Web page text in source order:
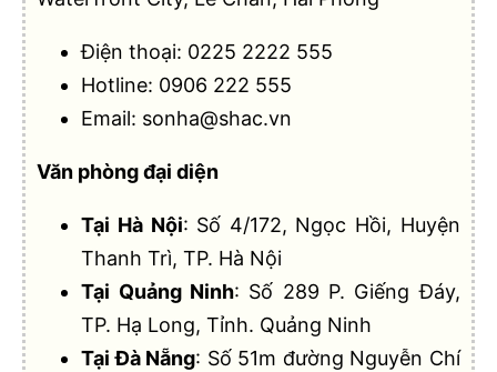
Điện thoại: 0225 2222 555
Hotline: 0906 222 555
Email: sonha@shac.vn
Văn phòng đại diện
Tại Hà Nội: Số 4/172, Ngọc Hồi, Huyện
Thanh Trì, TP. Hà Nội
Tại Quảng Ninh: Số 289 P. Giếng Đáy,
TP. Hạ Long, Tỉnh. Quảng Ninh
Tại Đà Nẵng: Số 51m đường Nguyễn Chí